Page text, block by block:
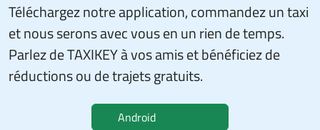
Téléchargez notre application, commandez un taxi
et nous serons avec vous en un rien de temps.
Parlez de TAXIKEY à vos amis et bénéficiez de
réductions ou de trajets gratuits.
Android